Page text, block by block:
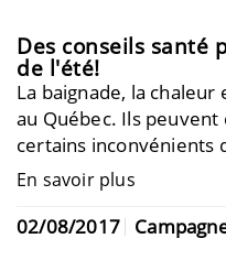
Des conseils
de l'été!
La baignade, la
au Québec. Ils
certains inconvénients
En savoir plus
02/08/2017